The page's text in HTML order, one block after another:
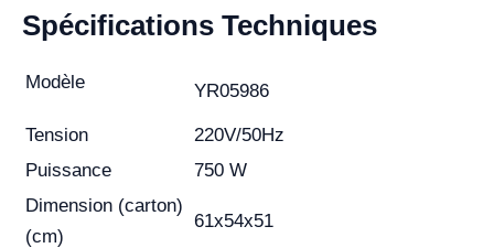
Spécifications Techniques
Modèle YR05986
Tension
220V/50Hz
Puissance
750 W
Dimension (carton)
(cm)
61x54x51